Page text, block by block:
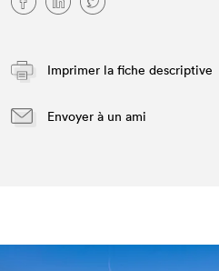
Imprimer la fiche descriptive
Envoyer à un ami